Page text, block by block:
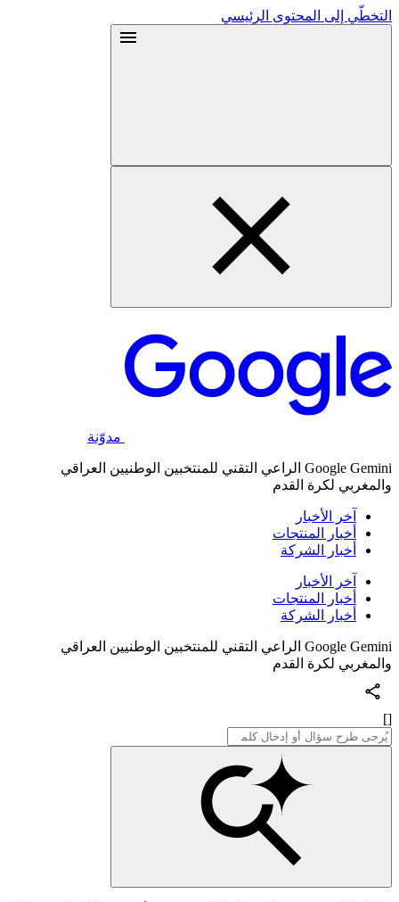
التخطّي إلى المحتوى الرئيسي
مدوّنة
Google Gemini الراعي التقني للمنتخبين الوطنيين العراقي
والمغربي لكرة القدم
آخر الأخبار
أخبار المنتجات
أخبار الشركة
آخر الأخبار
أخبار المنتجات
أخبار الشركة
Google Gemini الراعي التقني للمنتخبين الوطنيين العراقي
والمغربي لكرة القدم
[]